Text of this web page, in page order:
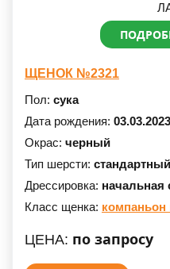
ЩЕНОК №2321
Пол: сука
Дата рождения: 03.03.2023
Окрас: черный
Тип шерсти: стандартный
Дрессировка: начальная
Класс щенка:
ЦЕНА: по запросу